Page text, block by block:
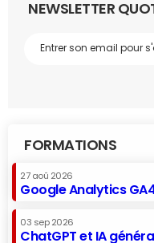
NEWSLETTER
FORMATIONS
27 aoû 2026
Google Analytics
03 sep 2026
ChatGPT et IA